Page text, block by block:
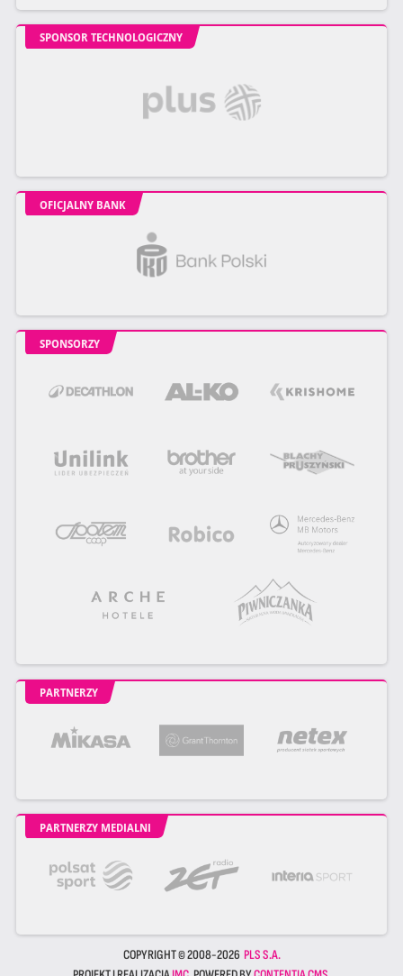
SPONSOR TECHNOLOGICZNY
OFICJALNY BANK
SPONSORZY
PARTNERZY
PARTNERZY MEDIALNI
COPYRIGHT © 2008-2026 PLS S.A.